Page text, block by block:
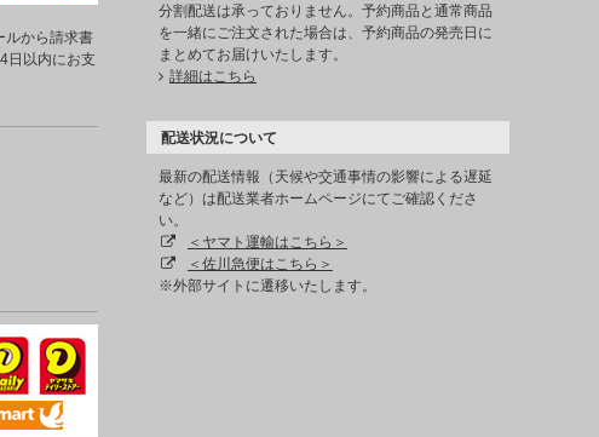
ルから請求書
日以内にお支
分割配送は承っておりません。予約商品と通常商品
を一緒にご注文された場合は、予約商品の発売日に
まとめてお届けいたします。
詳細はこちら
配送状況について
最新の配送情報（天候や交通事情の影響による遅延
など）は配送業者ホームページにてご確認くださ
い。
＜ヤマト運輸はこちら＞
＜佐川急便はこちら＞
※外部サイトに遷移いたします。